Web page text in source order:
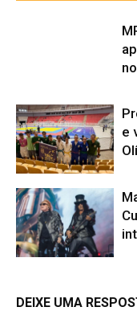
e
DEIXE UMA